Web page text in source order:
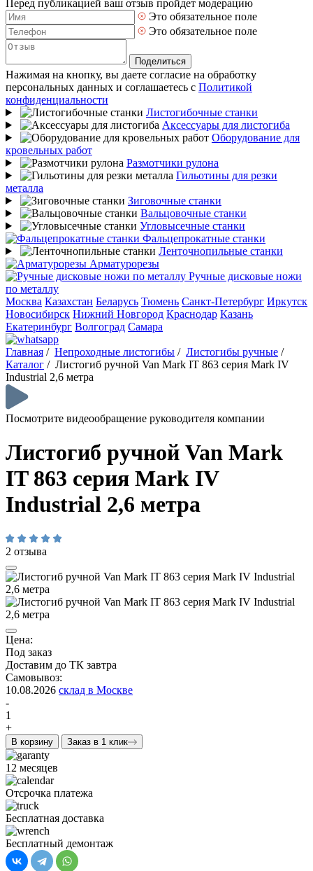
Перед публикацией ваш отзыв пройдет модерацию
Это обязательное поле
Это обязательное поле
Поделиться
Нажимая на кнопку, вы даете согласие на обработку
персональных данных и соглашаетесь с Политикой
конфиденциальности
Листогибочные станки
Аксессуары для листогиба
Оборудование для
кровельных работ
Размотчики рулона
Гильотины для резки
металла
Зиговочные станки
Вальцовочные станки
Угловысечные станки
Фальцепрокатные станки
Ленточнопильные станки
Арматурорезы
Ручные дисковые ножи
по металлу
Москва Казахстан Беларусь Тюмень Санкт-Петербург Иркутск
Новосибирск Нижний Новгород Краснодар Казань
Екатеринбург Волгоград Самара
Главная / Непроходные листогибы / Листогибы ручные /
Каталог / Листогиб ручной Van Mark IT 863 серия Mark IV
Industrial 2,6 метра
Посмотрите видеообращение руководителя компании
Листогиб ручной Van Mark
IT 863 серия Mark IV
Industrial 2,6 метра
2 отзыва
Цена:
Под заказ
Доставим до ТК завтра
Самовывоз:
10.08.2026 склад в Москве
-
1
+
В корзину Заказ в 1 клик
12 месяцев
Отсрочка платежа
Бесплатная доставка
Бесплатный демонтаж